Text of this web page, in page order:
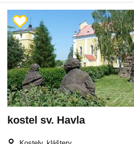
kostel sv. Havla